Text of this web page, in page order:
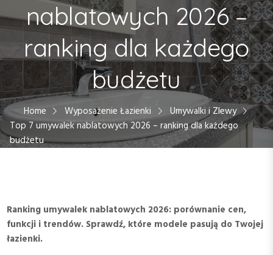
e
nablatowych 2026 –
ranking dla każdego
budżetu
Home Wyposażenie Łazienki
Umywalki i Zlewy
Top 7 umywalek nablatowych 2026 – ranking dla każdego
budżetu
Ranking umywalek nablatowych 2026: porównanie cen,
funkcji i trendów. Sprawdź, które modele pasują do Twojej
łazienki.